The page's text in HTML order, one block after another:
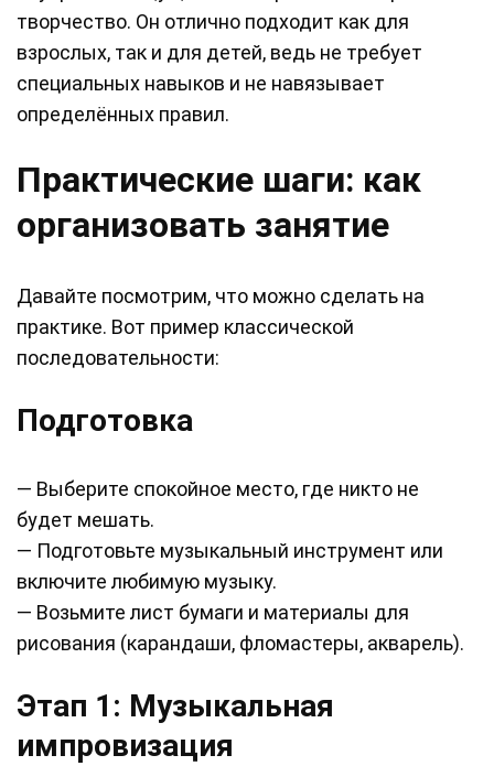
творчество. Он отлично подходит как для
взрослых, так и для детей, ведь не требует
специальных навыков и не навязывает
определённых правил.
Практические шаги: как
организовать занятие
Давайте посмотрим, что можно сделать на
практике. Вот пример классической
последовательности:
Подготовка
— Выберите спокойное место, где никто не
будет мешать.
— Подготовьте музыкальный инструмент или
включите любимую музыку.
— Возьмите лист бумаги и материалы для
рисования (карандаши, фломастеры, акварель).
Этап 1: Музыкальная
импровизация